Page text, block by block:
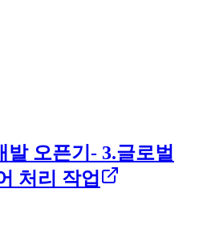
오픈기- 3.글로벌
처리 작업